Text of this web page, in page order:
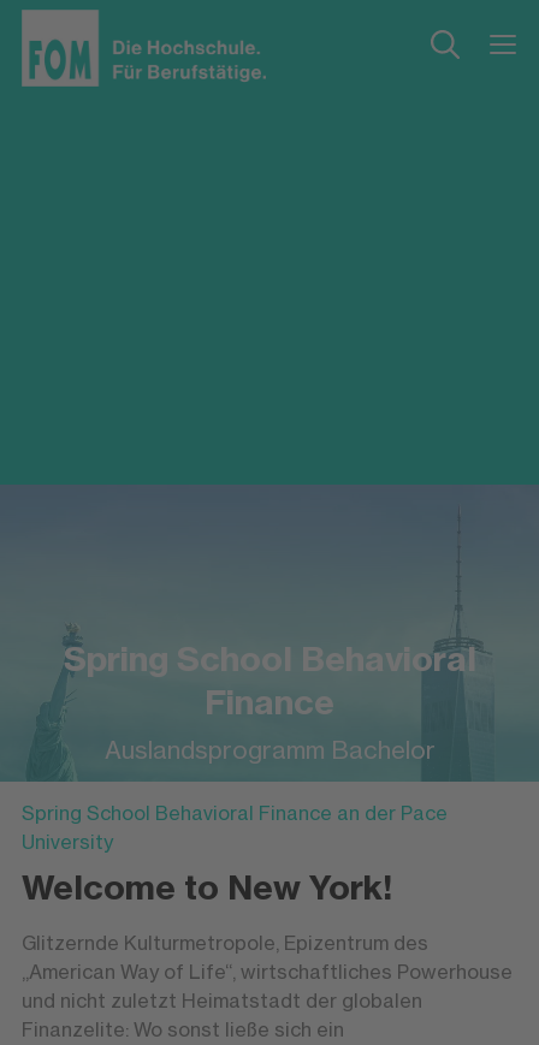
Spring School Behavioral
Finance
Auslandsprogramm Bachelor
Spring School Behavioral Finance an der Pace
University
Welcome to New York!
Glitzernde Kulturmetropole, Epizentrum des
„American Way of Life“, wirtschaftliches Powerhouse
und nicht zuletzt Heimatstadt der globalen
Finanzelite: Wo sonst ließe sich ein